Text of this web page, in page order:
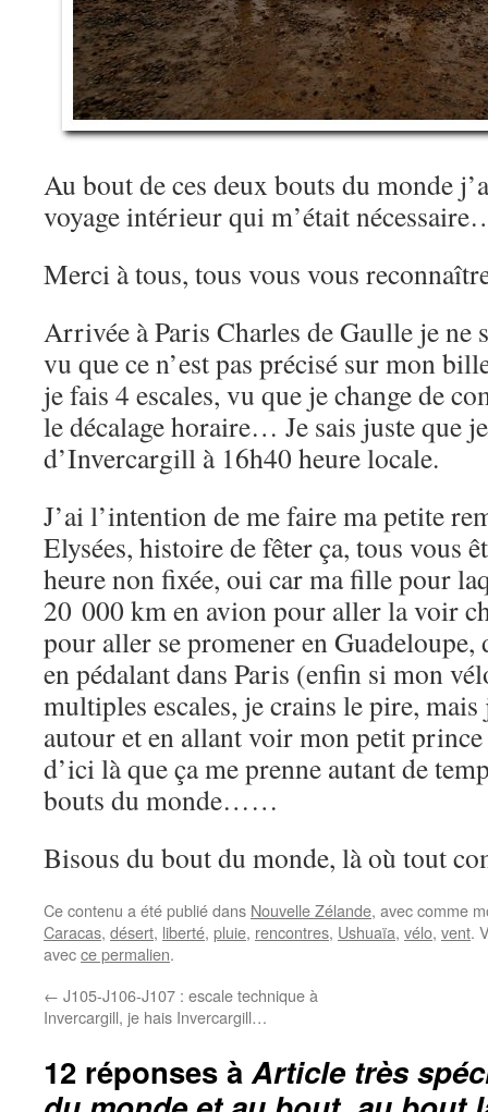
Au bout de ces deux bouts du monde
voyage intérieur qui m’était
Merci à tous, tous vous vous
Arrivée à Paris Charles de Gaulle je ne
vu que ce n’est pas précisé sur mon
je fais 4 escales, vu que je change de
le décalage horaire… Je sais juste que
d’Invercargill à 16h40 heure locale.
J’ai l’intention de me faire ma petite
Elysées, histoire de fêter ça, tous vous
heure non fixée, oui car ma fille pour
20 000 km en avion pour aller la voir
pour aller se promener en Guadeloupe,
en pédalant dans Paris (enfin si mon
multiples escales, je crains le pire,
autour et en allant voir mon petit prince
d’ici là que ça me prenne autant de
bouts du monde……
Bisous du bout du monde, là où tout
Ce contenu a été publié dans Nouvelle Zélande, avec comme
Caracas, désert, liberté, pluie, rencontres, Ushuaïa, vélo, vent.
avecce permalien.
← J105-J106-J107 : escale technique à
Invercargill, je hais Invercargill…
12 réponses àArticle très